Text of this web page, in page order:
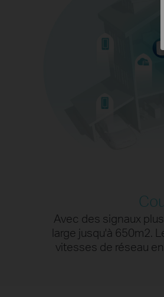
Avec des signaux
large jusqu'à 650m2.
vitesses de réseau